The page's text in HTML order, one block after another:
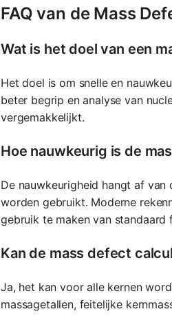
FAQ van de Mass
Wat is het doel van een
Het doel is om snelle en
beter begrip en analyse van
vergemakkelijkt.
Hoe nauwkeurig is de
De nauwkeurigheid hangt af
worden gebruikt. Moderne
gebruik te maken van standaard
Kan de mass defect
Ja, het kan voor alle kernen
massagetallen, feitelijke